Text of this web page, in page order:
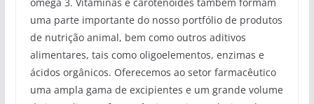
uma parte importante do nosso portfólio de produtos
de nutrição animal, bem como outros aditivos
alimentares, tais como oligoelementos, enzimas e
ácidos orgânicos. Oferecemos ao setor farmacêutico
uma ampla gama de excipientes e um grande volume